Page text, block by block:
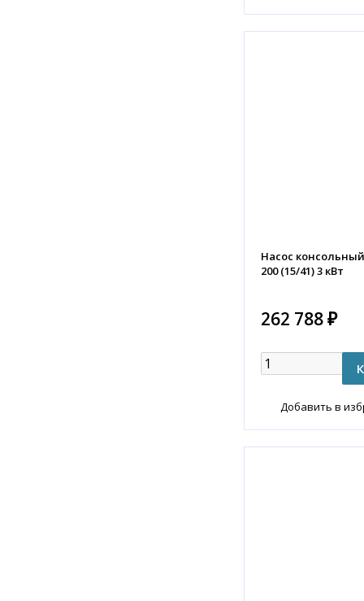
Насос консольный
200 (15/41) 3 кВт
262 788 ₽
Добавить в